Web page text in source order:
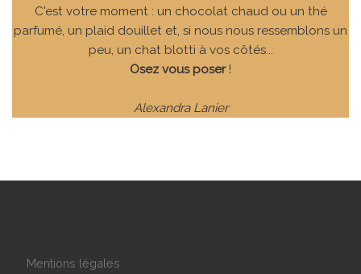
C'est votre moment : un chocolat chaud ou un thé
parfumé, un plaid douillet et, si nous nous ressemblons un
peu, un chat blotti à vos côtés...
Osez vous poser!
Alexandra Lanier
Mentions légales